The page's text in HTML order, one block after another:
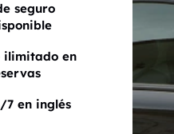
seguro
ilimitado en
7 en inglés